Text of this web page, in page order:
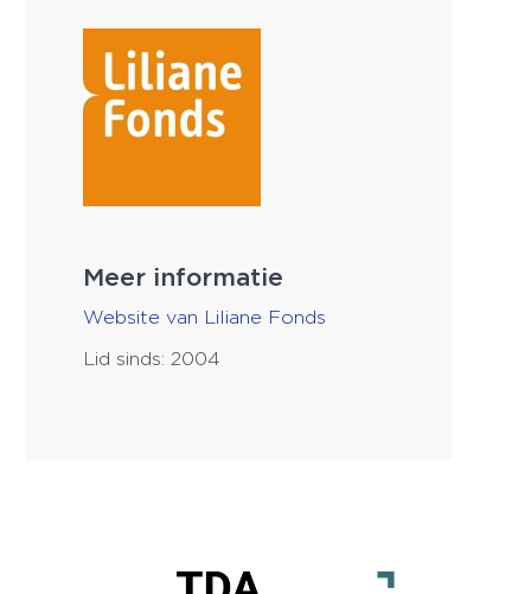
Meer informatie
Website van Liliane Fonds
Lid sinds: 2004